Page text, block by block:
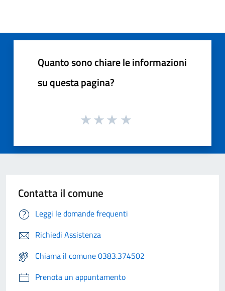
Quanto sono chiare le informazioni
su questa pagina?
Contatta il comune
Leggi le domande frequenti
Richiedi Assistenza
Chiama il comune 0383.374502
Prenota un appuntamento